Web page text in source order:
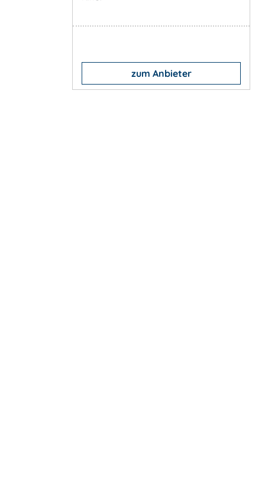
zum Anbieter